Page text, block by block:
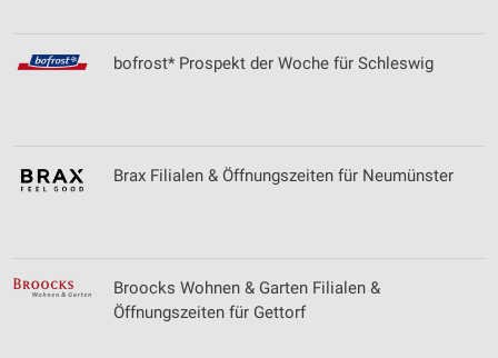
bofrost* Prospekt der Woche für Schleswig
Brax Filialen & Öffnungszeiten für Neumünster
Broocks Wohnen & Garten Filialen &
Öffnungszeiten für Gettorf